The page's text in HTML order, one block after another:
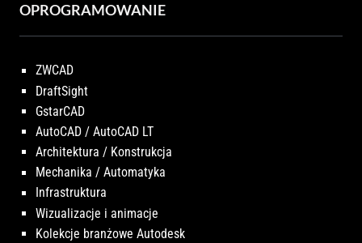
OPROGRAMOWANIE
ZWCAD
DraftSight
GstarCAD
AutoCAD / AutoCAD LT
Architektura / Konstrukcja
Mechanika / Automatyka
Infrastruktura
Wizualizacje i animacje
Kolekcje branżowe Autodesk